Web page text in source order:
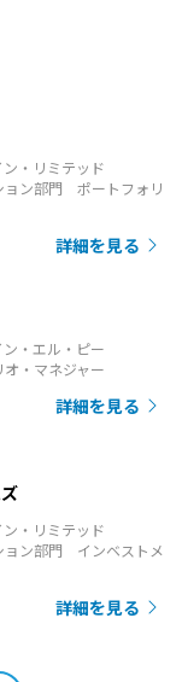
・リミテッド
ョン部門 ポートフォリ
詳細を見る
・エル・ピー
・マネジャー
詳細を見る
・リミテッド
ョン部門 インベストメ
詳細を見る